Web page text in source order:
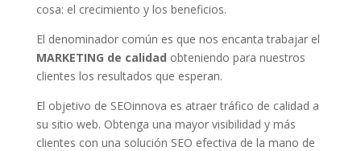
cosa: el crecimiento y los beneficios.
El denominador común es que nos encanta trabajar el
MARKETING de calidad obteniendo para nuestros
clientes los resultados que esperan.
El objetivo de SEOinnova es atraer tráfico de calidad a
su sitio web. Obtenga una mayor visibilidad y más
clientes con una solución SEO efectiva de la mano de